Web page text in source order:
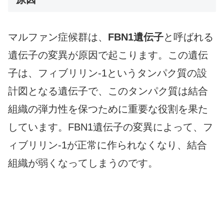
マルファン症候群は、 FBN1遺伝子と呼ばれる
遺伝子の変異が原因で起こります。この遺伝
子は、フィブリリン-1というタンパク質の設
計図となる遺伝子で、このタンパク質は結合
組織の弾力性を保つために重要な役割を果た
しています。FBN1遺伝子の変異によって、フ
ィブリリン-1が正常に作られなくなり、結合
組織が弱くなってしまうのです。